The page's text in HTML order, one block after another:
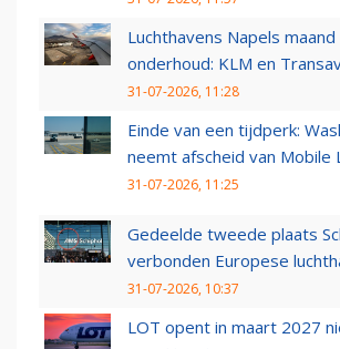
Luchthavens Napels
onderhoud: KLM en
31-07-2026, 11:28
Einde van een tijdperk:
neemt afscheid van Mobile
31-07-2026, 11:25
Gedeelde tweede plaats
verbonden Europese
31-07-2026, 10:37
LOT opent in maart 2027